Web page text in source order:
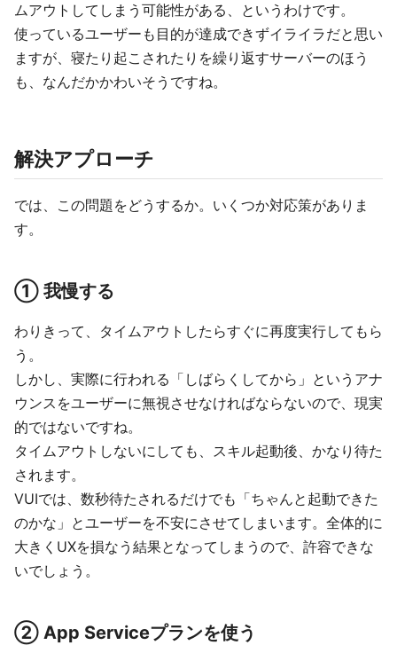
ムアウトしてしまう可能性がある、というわけです。
使っているユーザーも目的が達成できずイライラだと思い
ますが、寝たり起こされたりを繰り返すサーバーのほう
も、なんだかかわいそうですね。
解決アプローチ
では、この問題をどうするか。いくつか対応策がありま
す。
① 我慢する
わりきって、タイムアウトしたらすぐに再度実行してもら
う。
しかし、実際に行われる「しばらくしてから」というアナ
ウンスをユーザーに無視させなければならないので、現実
的ではないですね。
タイムアウトしないにしても、スキル起動後、かなり待た
されます。
VUIでは、数秒待たされるだけでも「ちゃんと起動できた
のかな」とユーザーを不安にさせてしまいます。全体的に
大きくUXを損なう結果となってしまうので、許容できな
いでしょう。
② App Serviceプランを使う